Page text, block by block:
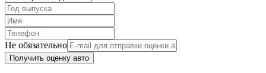
Не обязательно
Получить оценку авто